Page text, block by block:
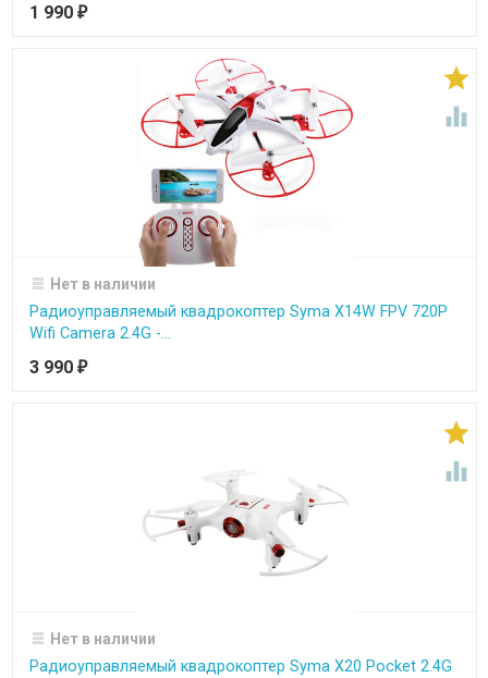
1 990 ₽


Нет в наличии
Радиоуправляемый квадрокоптер Syma X14W FPV 720P
Wifi Camera 2.4G -...
3 990 ₽


Нет в наличии
Радиоуправляемый квадрокоптер Syma X20 Pocket 2.4G